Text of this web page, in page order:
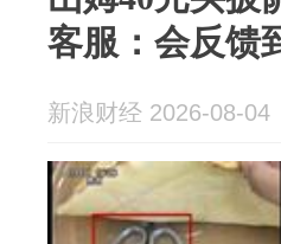
客服：会反馈
新浪财经 2026-08-04